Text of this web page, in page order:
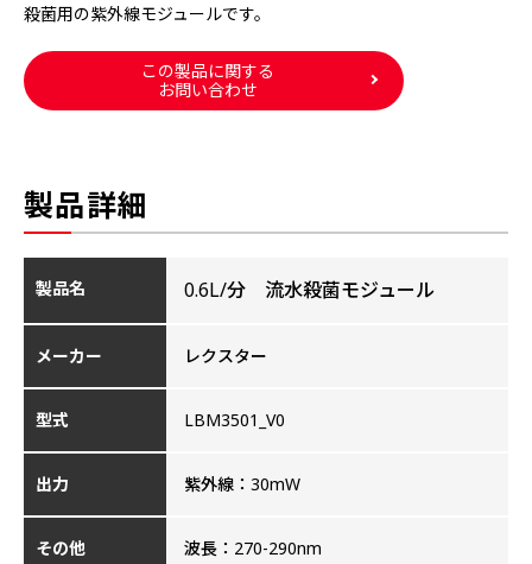
殺菌用の紫外線モジュールです。
この製品に関する
お問い合わせ
製品詳細
製品名 0.6L/分 流水殺菌モジュール
メーカー レクスター
型式 LBM3501_V0
出力 紫外線：30mW
その他 波長：270-290nm